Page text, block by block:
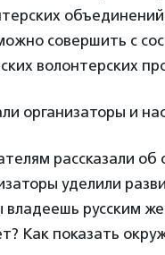
совершить с
волонтерских
организаторы и
рассказали
уделили
русским
Как показать